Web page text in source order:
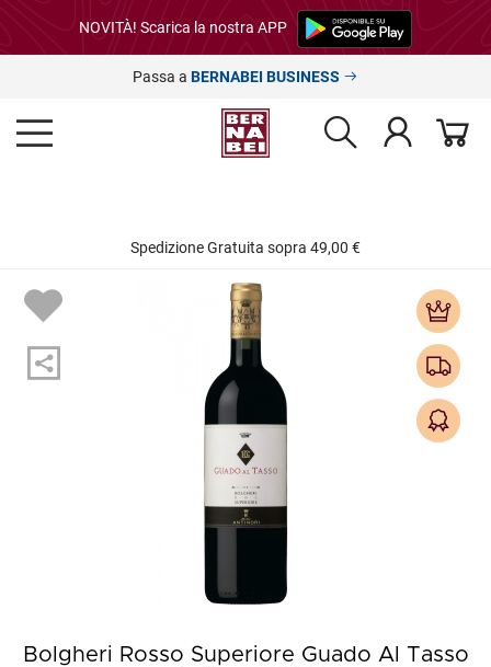
NOVITÀ! Scarica la nostra APP
Passa a BERNABEI BUSINESS
Spedizione Gratuita sopra 49,00 €
Bolgheri Rosso Superiore Guado Al Tasso